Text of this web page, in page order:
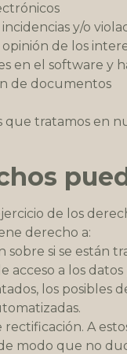
y/o
de los
en el software y
de documentos
que tratamos en
de los
derecho a:
sobre si se están
acceso a los
los posibles
rectificación. A
modo que no